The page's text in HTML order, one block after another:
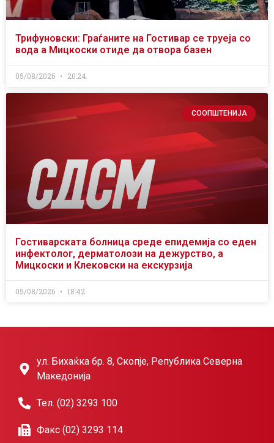
Трифуновски: Граѓаните на Гостивар се труеја со
вода а Мицкоски отиде да отвора базен
05/08/2026 20:24
СООПШТЕНИЈА
Гостиварската болница среде епидемија со еден
инфектолог, дерматолози на дежурство, а
Мицкоски и Клековски на екскурзија
05/08/2026 18:42
ул. Бихаќка бр. 8, Скопје, Република Северна
Македонија
Тел. (02) 3293 100
Факс (02) 3293 114